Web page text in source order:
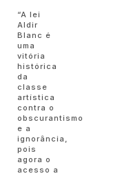
“A lei
Aldir
Blanc é
uma
vitória
histórica
da
classe
artística
contra o
obscurantismo
e a
ignorância,
pois
agora o
acesso a